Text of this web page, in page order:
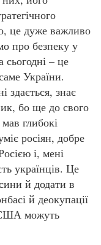
це дуже важливо
про безпеку у
– це
України.
знає
бо ще до свого
глибокі
росіян, добре
і, мені
українців. Це
й додати в
й деокупації
США можуть